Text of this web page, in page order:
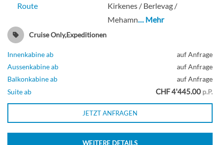
Route
Kirkenes / Berlevag /
Mehamn… Mehr
Cruise Only,Expeditionen
Innenkabine ab
auf Anfrage
Aussenkabine ab
auf Anfrage
Balkonkabine ab
auf Anfrage
Suite ab
CHF 4'445.00 p.P.
JETZT ANFRAGEN
WEITERE DETAILS